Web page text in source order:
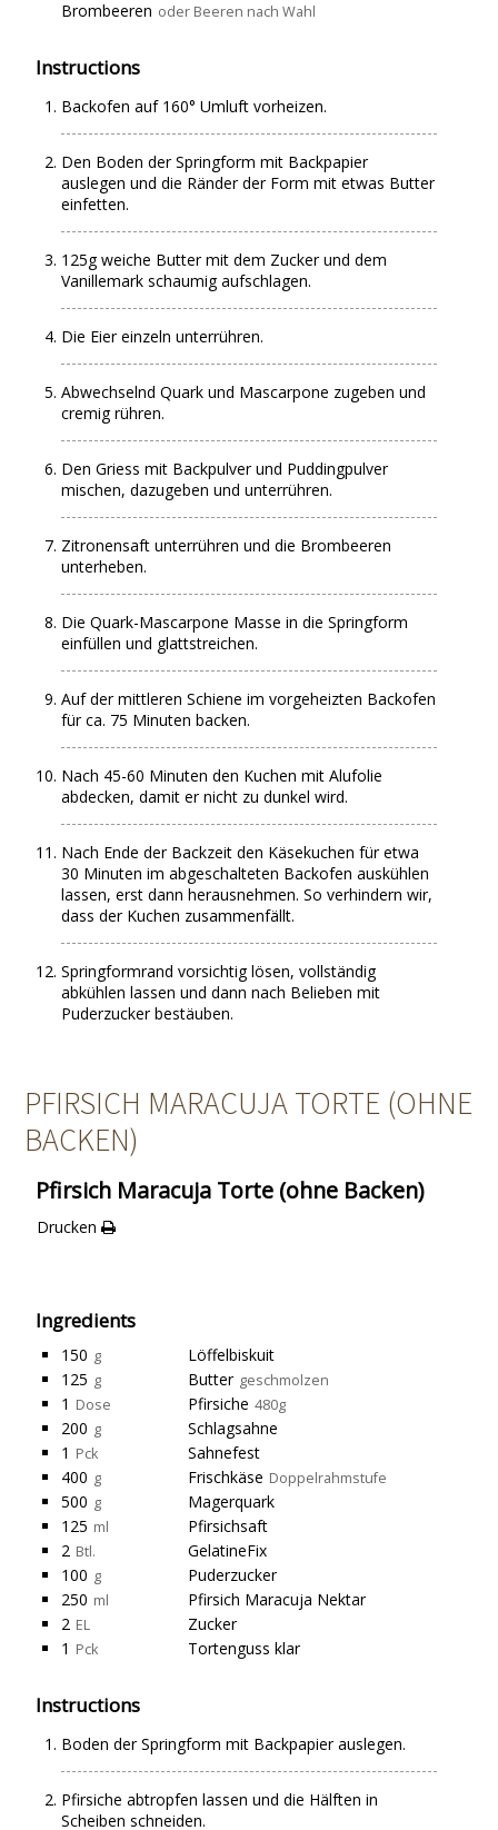
Brombeeren oder Beeren nach Wahl
Instructions
Backofen auf 160° Umluft vorheizen.
Den Boden der Springform mit Backpapier
auslegen und die Ränder der Form mit etwas Butter
einfetten.
125g weiche Butter mit dem Zucker und dem
Vanillemark schaumig aufschlagen.
Die Eier einzeln unterrühren.
Abwechselnd Quark und Mascarpone zugeben und
cremig rühren.
Den Griess mit Backpulver und Puddingpulver
mischen, dazugeben und unterrühren.
Zitronensaft unterrühren und die Brombeeren
unterheben.
Die Quark-Mascarpone Masse in die Springform
einfüllen und glattstreichen.
Auf der mittleren Schiene im vorgeheizten Backofen
für ca. 75 Minuten backen.
Nach 45-60 Minuten den Kuchen mit Alufolie
abdecken, damit er nicht zu dunkel wird.
Nach Ende der Backzeit den Käsekuchen für etwa
30 Minuten im abgeschalteten Backofen auskühlen
lassen, erst dann herausnehmen. So verhindern wir,
dass der Kuchen zusammenfällt.
Springformrand vorsichtig lösen, vollständig
abkühlen lassen und dann nach Belieben mit
Puderzucker bestäuben.
PFIRSICH MARACUJA TORTE (OHNE
BACKEN)
Pfirsich Maracuja Torte (ohne Backen)
Drucken
Ingredients
150 g
Löffelbiskuit
125 g Butter geschmolzen
1 Dose Pfirsiche 480g
200 g
Schlagsahne
1 Pck
Sahnefest
400 g Frischkäse Doppelrahmstufe
500 g
Magerquark
125 ml
Pfirsichsaft
2 Btl.
GelatineFix
100 g
Puderzucker
250 ml
Pfirsich Maracuja Nektar
2 EL
Zucker
1 Pck Tortenguss klar
Instructions
Boden der Springform mit Backpapier auslegen.
Pfirsiche abtropfen lassen und die Hälften in
Scheiben schneiden.